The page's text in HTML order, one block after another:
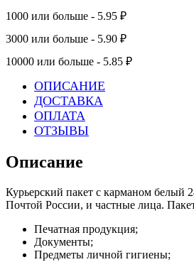
1000 или больше - 5.95 ₽
3000 или больше - 5.90 ₽
10000 или больше - 5.85 ₽
ОПИСАНИЕ
ДОСТАВКА
ОПЛАТА
ОТЗЫВЫ
Описание
Курьерский пакет с карманом белый
Почтой России, и частные лица.
Печатная продукция;
Документы;
Предметы личной гигиены;